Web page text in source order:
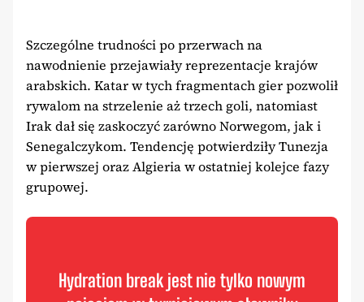
Szczególne trudności po przerwach na
nawodnienie przejawiały reprezentacje krajów
arabskich. Katar w tych fragmentach gier pozwolił
rywalom na strzelenie aż trzech goli, natomiast
Irak dał się zaskoczyć zarówno Norwegom, jak i
Senegalczykom. Tendencję potwierdziły Tunezja
w pierwszej oraz Algieria w ostatniej kolejce fazy
grupowej.
Hydration break jest nie tylko nowym